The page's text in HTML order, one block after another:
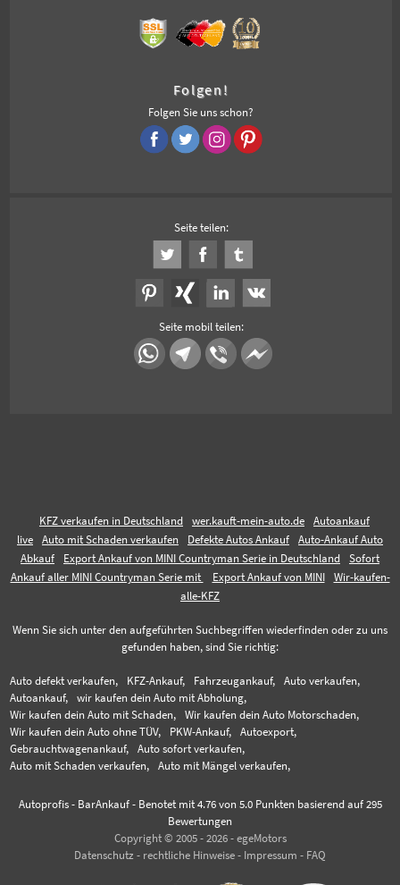
Folgen!
Folgen Sie uns schon?
Seite teilen:
Seite mobil teilen:
KFZ verkaufen in Deutschland wer.kauft-mein-auto.de
Autoankauf
live
Auto mit Schaden verkaufen Defekte Autos Ankauf
Auto-Ankauf Auto
Abkauf
Export Ankauf von MINI Countryman Serie in Deutschland
Sofort
Ankauf aller MINI Countryman Serie mit
Export Ankauf von MINI
Wir-kaufen-
alle-KFZ
Wenn Sie sich unter den aufgeführten Suchbegriffen wiederfinden oder zu uns
gefunden haben, sind Sie richtig:
Auto defekt verkaufen, KFZ-Ankauf, Fahrzeugankauf,
Auto verkaufen,
Autoankauf,
wir kaufen dein Auto mit Abholung,
Wir kaufen dein Auto mit Schaden,
Wir kaufen dein Auto Motorschaden,
Wir kaufen dein Auto ohne TÜV,
PKW-Ankauf,
Autoexport,
Gebrauchtwagenankauf,
Auto sofort verkaufen,
Auto mit Schaden verkaufen,
Auto mit Mängel verkaufen,
Autoprofis - BarAnkauf- Benotet mit 4.76von 5.0 Punkten basierend auf 295
Bewertungen
Copyright © 2005 - 2026 - egeMotors
Datenschutz - rechtliche Hinweise - Impressum - FAQ